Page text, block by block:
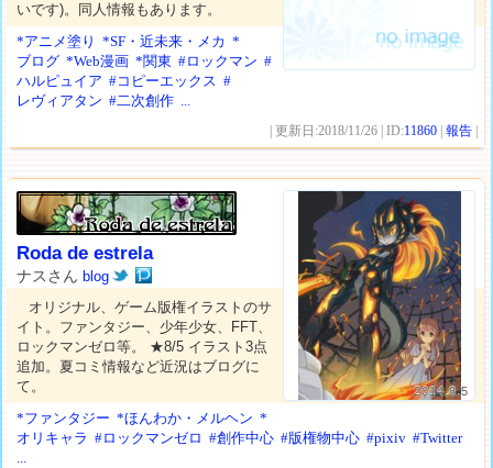
いです)。同人情報もあります。
*アニメ塗り
*SF・近未来・メカ *
ブログ *Web漫画 *関東 #ロックマン #
ハルピュイア #コピーエックス #
レヴィアタン #二次創作 ...
| 更新日:2018/11/26 | ID:11860 |報告
2014.8.5
Roda de estrela
ナスさんblog
オリジナル、ゲーム版権イラストのサ
イト。ファンタジー、少年少女、FFT、
ロックマンゼロ等。 ★8/5 イラスト3点
追加。夏コミ情報など近況はブログに
て。
*ファンタジー *ほんわか・メルヘン *
オリキャラ #ロックマンゼロ #創作中心 #版権物中心 #pixiv #Twitter
...